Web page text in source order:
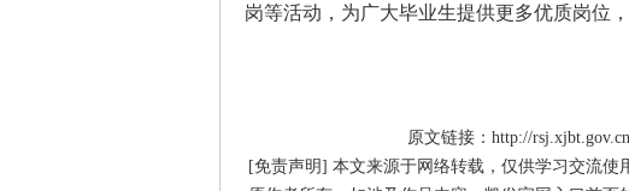
岗等活动，为广大毕业生提供更多优质岗位
原文链接：http://
[免责声明] 本文来源于网络转载，仅供学习交流